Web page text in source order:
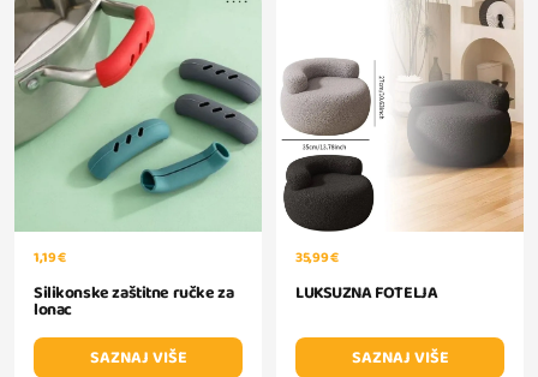
1,19 €
Silikonske zaštitne ručke za
lonac
SAZNAJ VIŠE
35,99 €
LUKSUZNA FOTELJA
SAZNAJ VIŠE